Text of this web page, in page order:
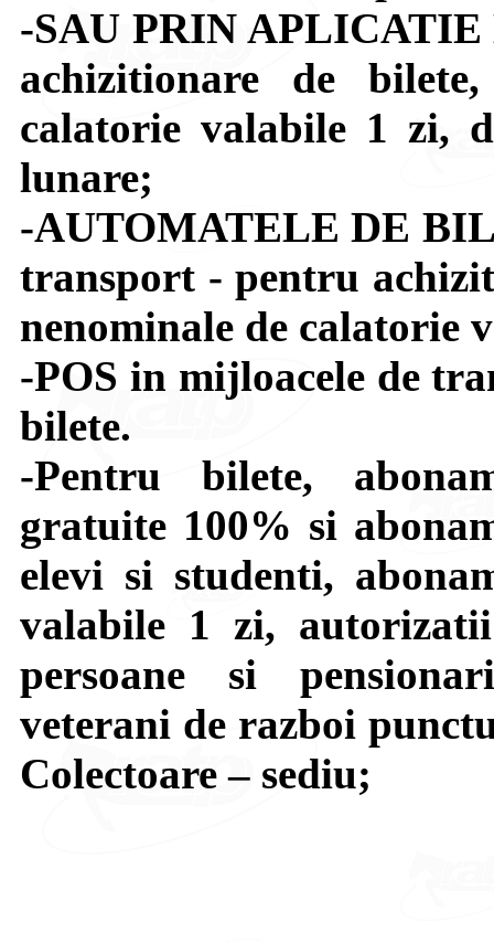
-SAU PRIN
achizitionare de
calatorie valabile 1 zi,
lunare;
-AUTOMATELE DE
transport - pentru
nenominale de calatorie
-POS in mijloacele de
bilete.
-Pentru bilete,
gratuite 100% si
elevi si studenti,
valabile 1 zi,
persoane si
veterani de razboi
Colectoare – sediu;